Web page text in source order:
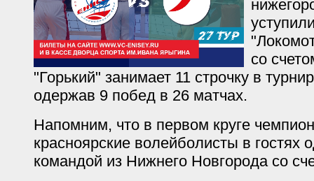
со
"Горький" занимает 11 строчку в
одержав 9 побед в 26 матчах.
Напомним, что в первом круге
красноярские волейболисты в гостях
командой из Нижнего Новгорода со